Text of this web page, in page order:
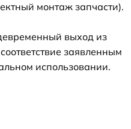
монтаж запчасти).
выход из
заявленным
использовании.